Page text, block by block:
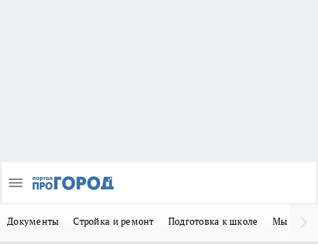
Документы Стройка и ремонт Подготовка к школе Мы в MAX